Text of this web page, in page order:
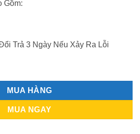
Gồm:
Trả 3 Ngày Nếu Xảy Ra Lỗi
Laser số lượng
MUA HÀNG
MUA NGAY